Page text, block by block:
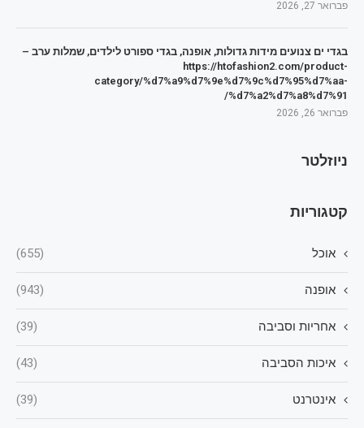
פברואר 27, 2026
בגדי ים צנועים מידות גדולות, אופנה, בגדי ספורט לילדים, שמלות ערב –
https://htofashion2.com/product-
category/%d7%a9%d7%9e%d7%9c%d7%95%d7%aa-
%d7%a2%d7%a8%d7%91/
פברואר 26, 2026
ניוזלטר
קטגוריות
אוכל (655)
אופנה (943)
אחריות וסביבה (39)
איכות הסביבה (43)
אינטרנט (39)